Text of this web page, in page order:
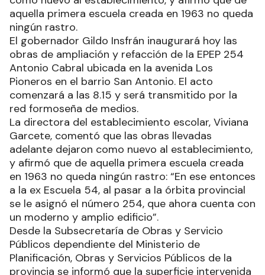
aquella primera escuela creada en 1963 no queda
ningún rastro.
El gobernador Gildo Insfrán inaugurará hoy las
obras de ampliación y refacción de la EPEP 254
Antonio Cabral ubicada en la avenida Los
Pioneros en el barrio San Antonio. El acto
comenzará a las 8.15 y será transmitido por la
red formoseña de medios.
La directora del establecimiento escolar, Viviana
Garcete, comentó que las obras llevadas
adelante dejaron como nuevo al establecimiento,
y afirmó que de aquella primera escuela creada
en 1963 no queda ningún rastro: “En ese entonces
a la ex Escuela 54, al pasar a la órbita provincial
se le asignó el número 254, que ahora cuenta con
un moderno y amplio edificio”.
Desde la Subsecretaría de Obras y Servicio
Públicos dependiente del Ministerio de
Planificación, Obras y Servicios Públicos de la
provincia se informó que la superficie intervenida